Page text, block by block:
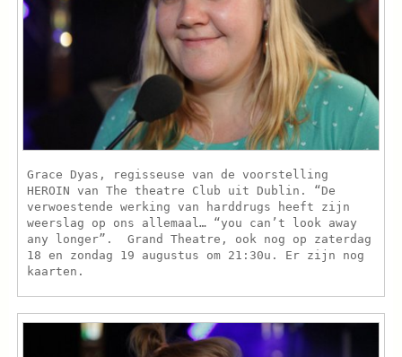
Grace Dyas, regisseuse van de voorstelling
HEROIN van The theatre Club uit Dublin. “De
verwoestende werking van harddrugs heeft zijn
weerslag op ons allemaal… “you can’t look away
any longer”. Grand Theatre, ook nog op zaterdag
18 en zondag 19 augustus om 21:30u. Er zijn nog
kaarten.